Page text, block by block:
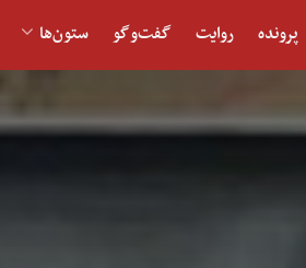
پرونده روایت گفت‌و‎گو ستون‌ها